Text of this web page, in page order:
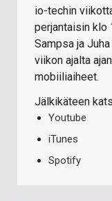
io-techin
perjantaisin klo
Sampsa ja
viikon ajalta
mobiiliaiheet.
Jälkikäteen
Youtube
iTunes
Spotify